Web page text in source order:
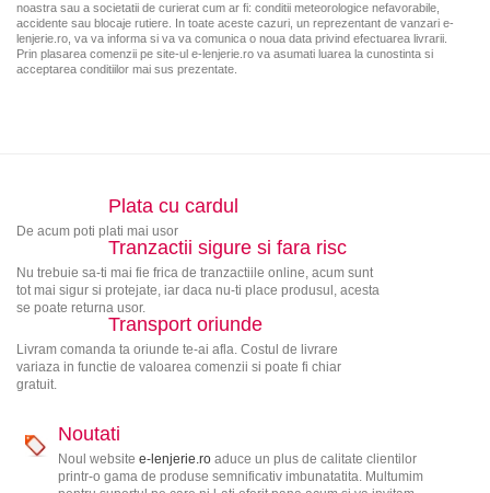
noastra sau a societatii de curierat cum ar fi: conditii meteorologice nefavorabile,
accidente sau blocaje rutiere. In toate aceste cazuri, un reprezentant de vanzari e-
lenjerie.ro, va va informa si va va comunica o noua data privind efectuarea livrarii.
Prin plasarea comenzii pe site-ul e-lenjerie.ro va asumati luarea la cunostinta si
acceptarea conditiilor mai sus prezentate.
Plata cu cardul
De acum poti plati mai usor
Tranzactii sigure si fara risc
Nu trebuie sa-ti mai fie frica de tranzactiile online, acum sunt
tot mai sigur si protejate, iar daca nu-ti place produsul, acesta
se poate returna usor.
Transport oriunde
Livram comanda ta oriunde te-ai afla. Costul de livrare
variaza in functie de valoarea comenzii si poate fi chiar
gratuit.
Noutati
Noul website e-lenjerie.roaduce un plus de calitate clientilor
printr-o gama de produse semnificativ imbunatatita. Multumim